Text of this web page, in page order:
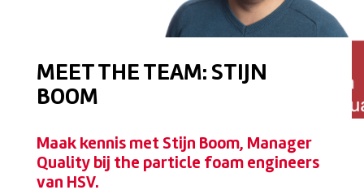
MEET THE TEAM: STIJN
BOOM
Maak kennis met Stijn Boom, Manager
Quality bij the particle foam engineers
van HSV.